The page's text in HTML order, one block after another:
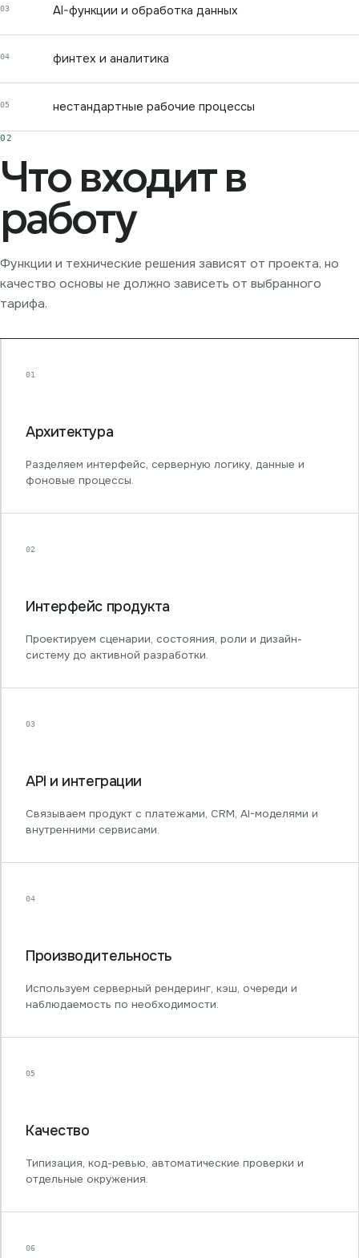
03 AI-функции и обработка данных
04 финтех и аналитика
05 нестандартные рабочие процессы
02
Что входит в
работу
Функции и технические решения зависят от проекта, но
качество основы не должно зависеть от выбранного
тарифа.
01
Архитектура
Разделяем интерфейс, серверную логику, данные и
фоновые процессы.
02
Интерфейс продукта
Проектируем сценарии, состояния, роли и дизайн-
систему до активной разработки.
03
API и интеграции
Связываем продукт с платежами, CRM, AI-моделями и
внутренними сервисами.
04
Производительность
Используем серверный рендеринг, кэш, очереди и
наблюдаемость по необходимости.
05
Качество
Типизация, код-ревью, автоматические проверки и
отдельные окружения.
06